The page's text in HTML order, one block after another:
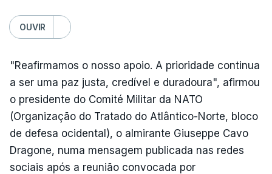
OUVIR
"Reafirmamos o nosso apoio. A prioridade continua
a ser uma paz justa, credível e duradoura", afirmou
o presidente do Comité Militar da NATO
(Organização do Tratado do Atlântico-Norte, bloco
de defesa ocidental), o almirante Giuseppe Cavo
Dragone, numa mensagem publicada nas redes
sociais após a reunião convocada por